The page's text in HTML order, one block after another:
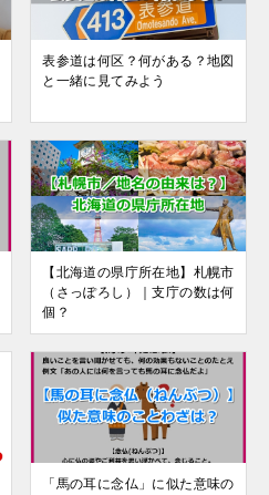
表参道は何区？何がある？地図
と一緒に見てみよう
【北海道の県庁所在地】札幌市
（さっぽろし）｜支庁の数は何
個？
「馬の耳に念仏」に似た意味の